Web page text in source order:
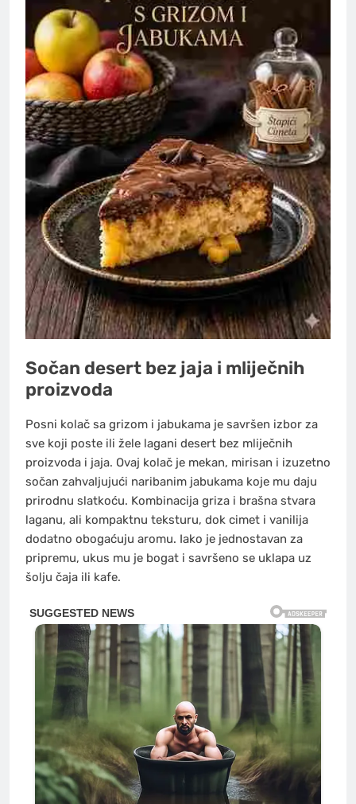
Sočan desert bez jaja i mliječnih
proizvoda
Posni kolač sa grizom i jabukama je savršen izbor za
sve koji poste ili žele lagani desert bez mliječnih
proizvoda i jaja. Ovaj kolač je mekan, mirisan i izuzetno
sočan zahvaljujući naribanim jabukama koje mu daju
prirodnu slatkoću. Kombinacija griza i brašna stvara
laganu, ali kompaktnu teksturu, dok cimet i vanilija
dodatno obogaćuju aromu. Iako je jednostavan za
pripremu, ukus mu je bogat i savršeno se uklapa uz
šolju čaja ili kafe.